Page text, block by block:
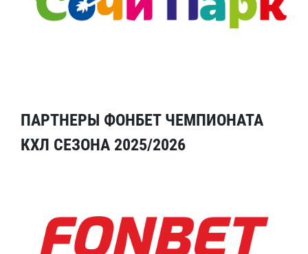
ПАРТНЕРЫ ФОНБЕТ ЧЕМПИОНАТА
КХЛ СЕЗОНА 2025/2026